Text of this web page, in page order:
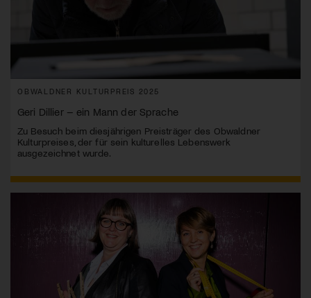
OBWALDNER KULTURPREIS 2025
Geri Dillier – ein Mann der Sprache
Zu Besuch beim diesjährigen Preisträger des Obwaldner
Kulturpreises, der für sein kulturelles Lebenswerk
ausgezeichnet wurde.